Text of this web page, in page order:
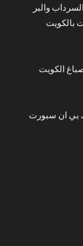
والبر
بالكويت
الكويت
بي ان سبورت